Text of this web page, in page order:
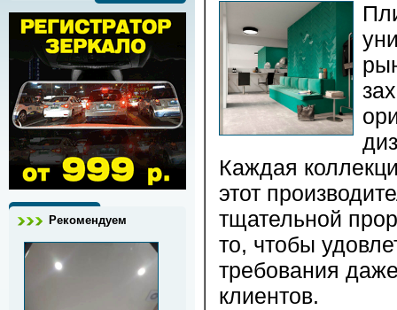
Рекомендуем
Каждая
этот
тщательной
то, чтобы
требования
клиентов.